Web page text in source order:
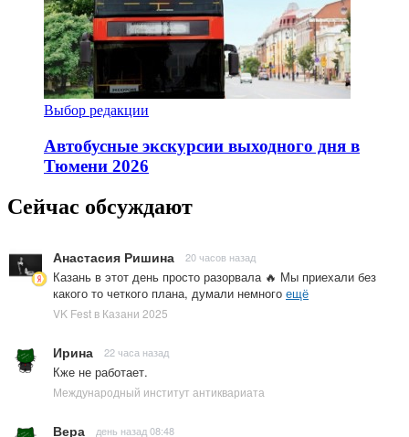
Выбор редакции
Автобусные экскурсии выходного дня в
Тюмени 2026
Сейчас обсуждают
Анастасия Ришина 20 часов назад
Казань в этот день просто разорвала 🔥 Мы приехали без
какого то четкого плана, думали немного ещё
VK Fest в Казани 2025
Ирина 22 часа назад
Кже не работает.
Международный институт антиквариата
Вера день назад 08:48